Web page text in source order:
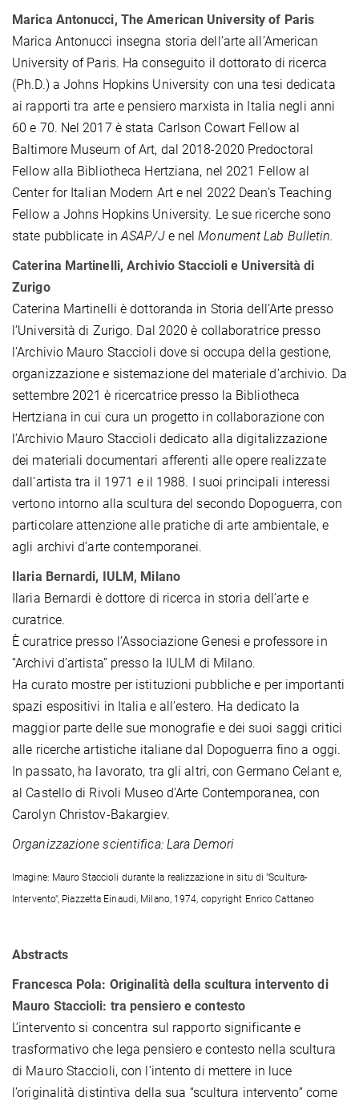
Marica Antonucci, The American University of Paris
Marica Antonucci insegna storia dell’arte all’American
University of Paris. Ha conseguito il dottorato di ricerca
(Ph.D.) a Johns Hopkins University con una tesi dedicata
ai rapporti tra arte e pensiero marxista in Italia negli anni
60 e 70. Nel 2017 è stata Carlson Cowart Fellow al
Baltimore Museum of Art, dal 2018-2020 Predoctoral
Fellow alla Bibliotheca Hertziana, nel 2021 Fellow al
Center for Italian Modern Art e nel 2022 Dean’s Teaching
Fellow a Johns Hopkins University. Le sue ricerche sono
state pubblicate inASAP/J e nelMonument Lab Bulletin.
Caterina Martinelli, Archivio Staccioli e Università di
Zurigo
Caterina Martinelli è dottoranda in Storia dell’Arte presso
l’Università di Zurigo. Dal 2020 è collaboratrice presso
l’Archivio Mauro Staccioli dove si occupa della gestione,
organizzazione e sistemazione del materiale d’archivio. Da
settembre 2021 è ricercatrice presso la Bibliotheca
Hertziana in cui cura un progetto in collaborazione con
l’Archivio Mauro Staccioli dedicato alla digitalizzazione
dei materiali documentari afferenti alle opere realizzate
dall’artista tra il 1971 e il 1988. I suoi principali interessi
vertono intorno alla scultura del secondo Dopoguerra, con
particolare attenzione alle pratiche di arte ambientale, e
agli archivi d’arte contemporanei.
Ilaria Bernardi, IULM, Milano
Ilaria Bernardi è dottore di ricerca in storia dell’arte e
curatrice.
È curatrice presso l’Associazione Genesi e professore in
“Archivi d’artista” presso la IULM di Milano.
Ha curato mostre per istituzioni pubbliche e per importanti
spazi espositivi in Italia e all’estero. Ha dedicato la
maggior parte delle sue monografie e dei suoi saggi critici
alle ricerche artistiche italiane dal Dopoguerra fino a oggi.
In passato, ha lavorato, tra gli altri, con Germano Celant e,
al Castello di Rivoli Museo d’Arte Contemporanea, con
Carolyn Christov-Bakargiev.
Organizzazione scientifica: Lara Demori
Imagine: Mauro Staccioli durante la realizzazione in situ di "Scultura-
Intervento", Piazzetta Einaudi, Milano, 1974, copyright Enrico Cattaneo
Abstracts
Francesca Pola: Originalità della scultura intervento di
Mauro Staccioli: tra pensiero e contesto
L’intervento si concentra sul rapporto significante e
trasformativo che lega pensiero e contesto nella scultura
di Mauro Staccioli, con l’intento di mettere in luce
l’originalità distintiva della sua “scultura intervento” come